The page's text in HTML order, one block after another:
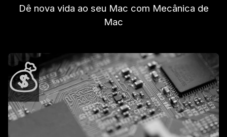
Dê nova vida ao seu Mac com Mecânica de
Mac
💰